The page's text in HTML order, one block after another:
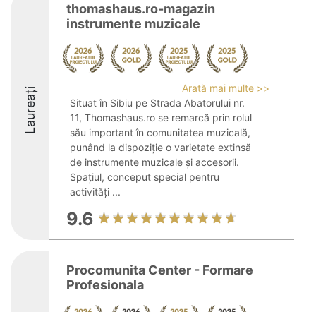
Laureați
thomashaus.ro-magazin
instrumente muzicale
Arată mai multe >>
Situat în Sibiu pe Strada Abatorului nr.
11, Thomashaus.ro se remarcă prin rolul
său important în comunitatea muzicală,
punând la dispoziție o varietate extinsă
de instrumente muzicale și accesorii.
Spațiul, conceput special pentru
activități ...
9.6
Procomunita Center - Formare
Profesionala